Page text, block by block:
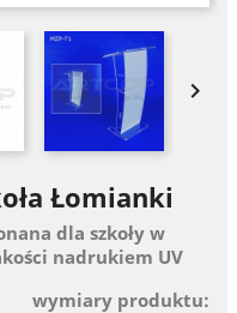

Łomianki
dla szkoły w
nadrukiem UV
wymiary produktu: